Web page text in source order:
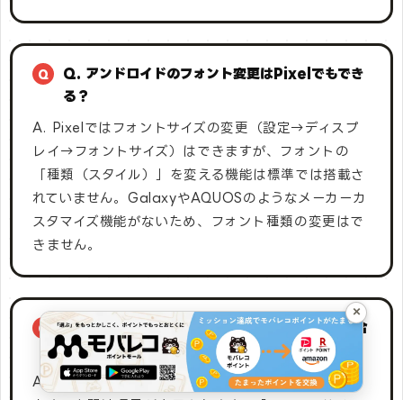
Q. アンドロイドのフォント変更はPixelでもでき
る？
A. Pixelではフォントサイズの変更（設定→ディスプ
レイ→フォントサイズ）はできますが、フォントの
「種類（スタイル）」を変える機能は標準では搭載さ
れていません。GalaxyやAQUOSのようなメーカーカ
スタマイズ機能がないため、フォント種類の変更はで
きません。
Q. 携帯のフォントを変える方法が分からない場合
は？
A. 設定アプリを開き、検索バーに「フォント」と入
×